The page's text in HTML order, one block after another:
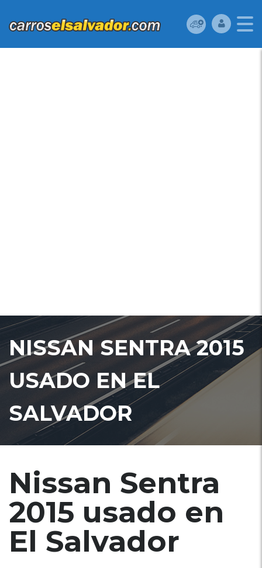
NISSAN SENTRA 2015
USADO EN EL
SALVADOR
Nissan Sentra
2015 usado en
El Salvador